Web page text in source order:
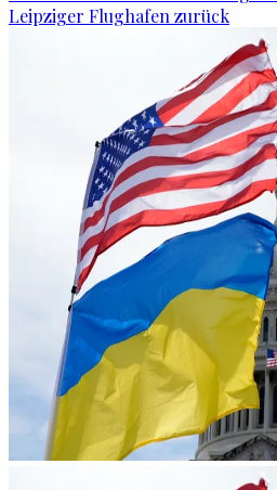
Leipziger Flughafen zurück